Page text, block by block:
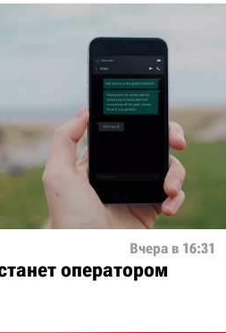
Вчера в 16:31
оператором